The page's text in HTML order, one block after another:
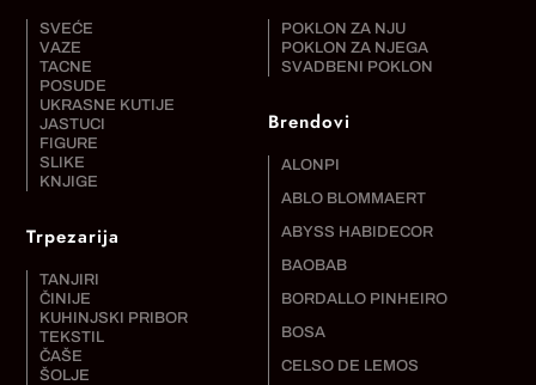
SVEĆE
VAZE
TACNE
POSUDE
UKRASNE KUTIJE
JASTUCI
FIGURE
SLIKE
KNJIGE
Trpezarija
TANJIRI
ČINIJE
KUHINJSKI PRIBOR
TEKSTIL
ČAŠE
ŠOLJE
POKLON ZA NJU
POKLON ZA NJEGA
SVADBENI POKLON
Brendovi
ALONPI
ABLO BLOMMAERT
ABYSS HABIDECOR
BAOBAB
BORDALLO PINHEIRO
BOSA
CELSO DE LEMOS